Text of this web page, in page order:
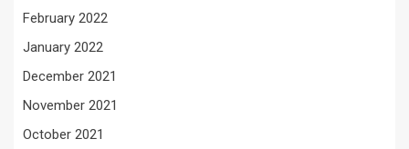
February 2022
January 2022
December 2021
November 2021
October 2021